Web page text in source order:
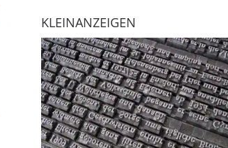
KLEINANZEIGEN